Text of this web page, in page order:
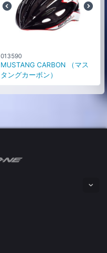
013590
MUSTANG CARBON （マス
タングカーボン）